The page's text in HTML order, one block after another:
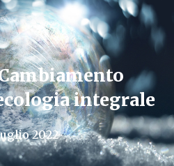
integrale
2022